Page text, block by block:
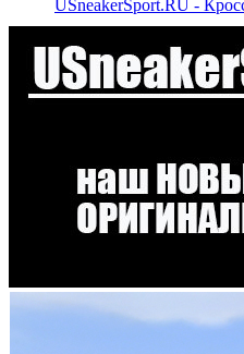
USneakerSport.RU -